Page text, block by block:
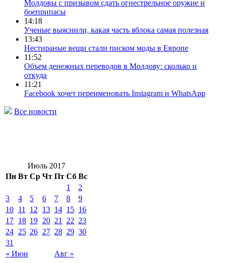
Молдовы с призывом сдать огнестрельное оружие и
боеприпасы
14:18
Ученые выяснили, какая часть яблока самая полезная
13:43
Нестираные вещи стали писком моды в Европе
11:52
Объем денежных переводов в Молдову: сколько и
откуда
11:21
Facebook хочет переименовать Instagram и WhatsApp
Все новости
Июль 2017
Пн Вт Ср Чт Пт Сб Вс
« Июн Авг »
1
2
3
4 5 6 7 8
9
10 11 12 13 14 15 16
17 18 19 20 21 22 23
24 25 26 27 28 29 30
31